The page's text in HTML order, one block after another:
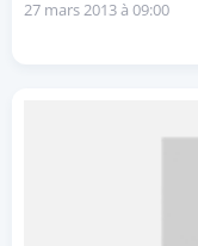
27 mars 2013 à 09:00